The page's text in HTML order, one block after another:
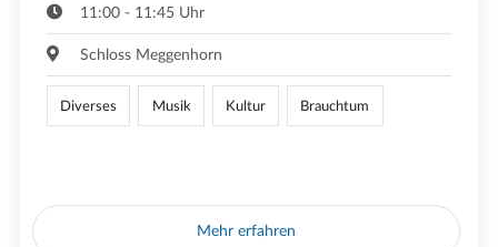
11:00 - 11:45 Uhr
Schloss Meggenhorn
Diverses Musik Kultur Brauchtum
Mehr erfahren